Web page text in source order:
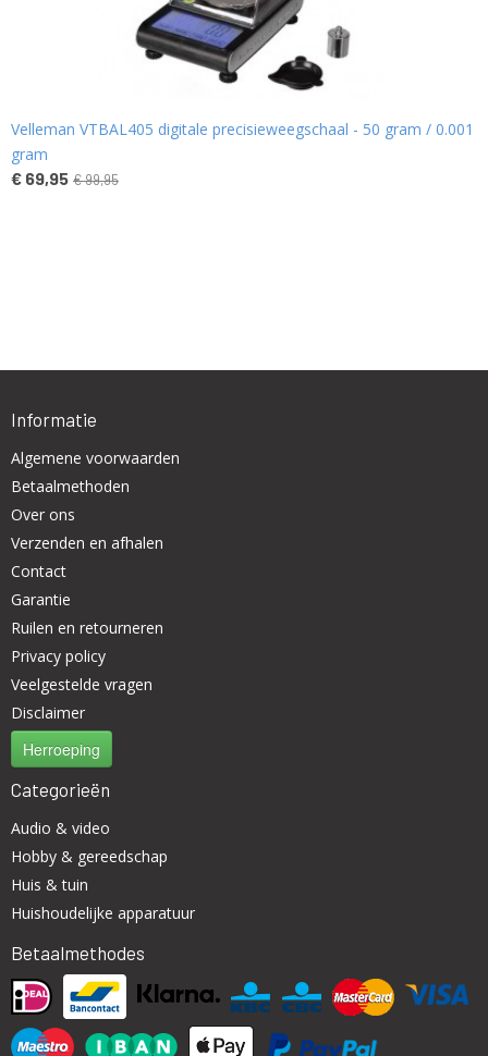
Velleman VTBAL405 digitale precisieweegschaal - 50 gram / 0.001
gram
€ 69,95 € 99,95
Informatie
Algemene voorwaarden
Betaalmethoden
Over ons
Verzenden en afhalen
Contact
Garantie
Ruilen en retourneren
Privacy policy
Veelgestelde vragen
Disclaimer
Herroeping
Categorieën
Audio & video
Hobby & gereedschap
Huis & tuin
Huishoudelijke apparatuur
Betaalmethodes